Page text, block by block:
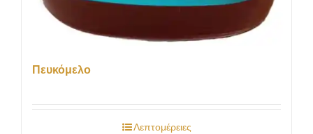
Πευκόμελο
Λεπτομέρειες